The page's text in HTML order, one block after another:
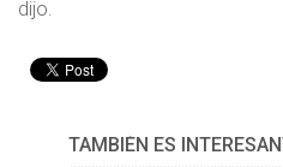
dijo.
TAMBIÉN ES